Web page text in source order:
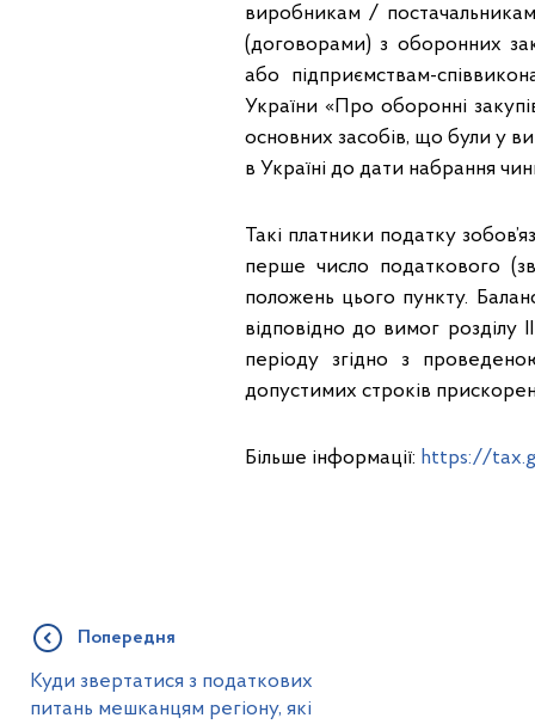
виробникам /
(договорами) з оборонних
або підприємствам-
України «Про оборонні
основних засобів, що були у
в Україні до дати набрання
Такі платники податку
перше число податкового
положень цього пункту.
відповідно до вимог розділу
періоду згідно з
допустимих строків
Більше інформації: https://
Попередня
Куди звертатися з податкових
питань мешканцям регіону, які